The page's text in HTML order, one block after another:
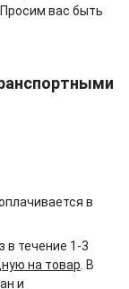
. Просим вас быть
в
в течение 1-3
на товар . В
и